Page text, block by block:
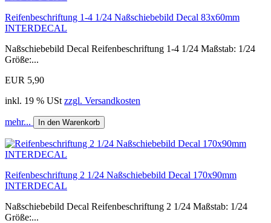
Reifenbeschriftung 1-4 1/24 Naßschiebebild Decal 83x60mm
INTERDECAL
Naßschiebebild Decal Reifenbeschriftung 1-4 1/24 Maßstab: 1/24
Größe:...
EUR 5,90
inkl. 19 % USt zzgl. Versandkosten
mehr... In den Warenkorb
Reifenbeschriftung 2 1/24 Naßschiebebild Decal 170x90mm
INTERDECAL
Naßschiebebild Decal Reifenbeschriftung 2 1/24 Maßstab: 1/24
Größe:...